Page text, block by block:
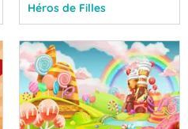
Héros de Filles